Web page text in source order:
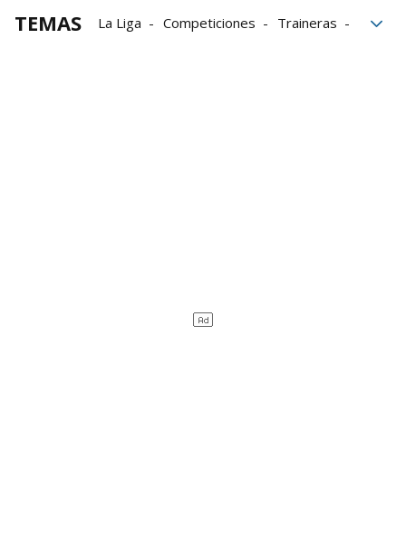
TEMAS La Liga Competiciones
Traineras